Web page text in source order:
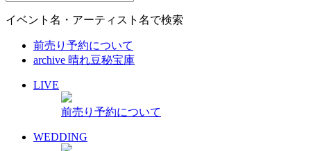
イベント名・アーティスト名で検索
前売り予約について
archive 晴れ豆秘宝庫
LIVE
前売り予約について
WEDDING